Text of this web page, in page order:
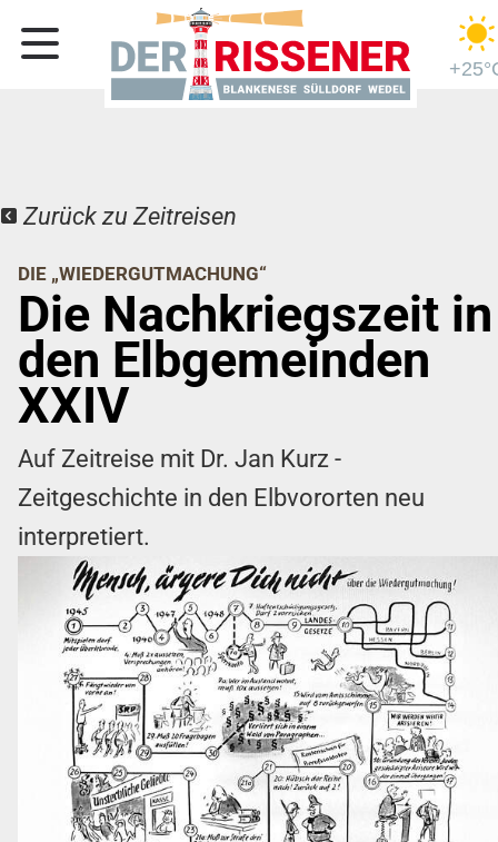
Zurück zu Zeitreisen
DIE „WIEDERGUTMACHUNG“
Die Nachkriegszeit in
den Elbgemeinden
XXIV
Auf Zeitreise mit Dr. Jan Kurz -
Zeitgeschichte in den Elbvororten neu
interpretiert.